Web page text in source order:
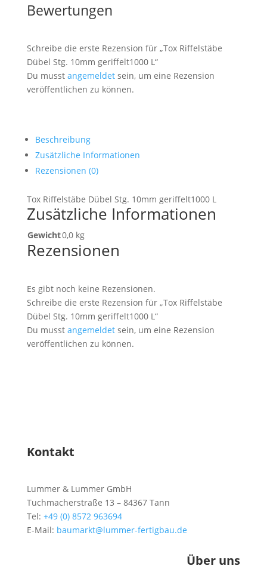
Bewertungen
Schreibe die erste Rezension für „Tox Riffelstäbe
Dübel Stg. 10mm geriffelt1000 L“
Du musst angemeldetsein, um eine Rezension
veröffentlichen zu können.
Beschreibung
Zusätzliche Informationen
Rezensionen (0)
Tox Riffelstäbe Dübel Stg. 10mm geriffelt1000 L
Zusätzliche Informationen
Gewicht0,0 kg
Rezensionen
Es gibt noch keine Rezensionen.
Schreibe die erste Rezension für „Tox Riffelstäbe
Dübel Stg. 10mm geriffelt1000 L“
Du musst angemeldetsein, um eine Rezension
veröffentlichen zu können.
Kontakt
Lummer & Lummer GmbH
Tuchmacherstraße 13 – 84367 Tann
Tel: +49 (0) 8572 963694
E-Mail: baumarkt@lummer-fertigbau.de
Über uns